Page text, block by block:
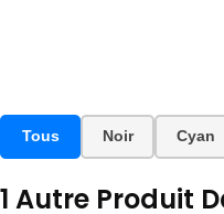
Tous Noir Cyan
1 Autre Produit